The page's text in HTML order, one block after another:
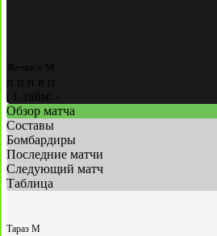
Жетысу М
п п н в
п
1-тайм: -
Обзор матча
Составы
Бомбардиры
Последние матчи
Следующий матч
Таблица
Тараз М